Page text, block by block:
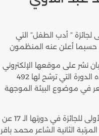
لجائزة ” أدب الطفل” التي
نشر على موقعها الإلكتروني
الثلاثاء، عن أسماء الفائزين الثلاث بجائزتها لأدب الطفل لهذه الدورة التي ترشح لها 492
الشعر في موضوع البيئة الموجهة
وفازت الشاعرة آسيا أحمد عبد اللاوي من الجزائر بالمرتبة الأولى للجائزة في دورتها الـ 17 عن
الثانية الشاعر محمد باقر